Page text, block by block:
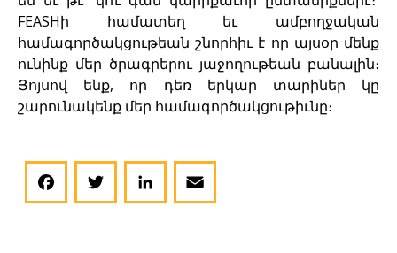
FEASHի համատեղ եւ ամբողջական
համագործակցութեան շնորհիւ է որ այսօր մենք
ունինք մեր ծրագրերու յաջողութեան բանալին։
Յոյսով ենք, որ դեռ երկար տարիներ կը
շարունակենք մեր համագործակցութիւնը։
Facebook Twitter LinkedIn Email